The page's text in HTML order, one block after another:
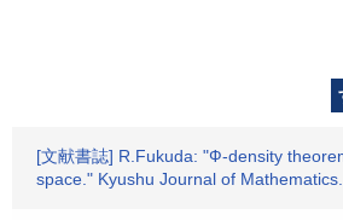
[文献書誌] R.Fukuda: "Ф-density
space." Kyushu Journal of